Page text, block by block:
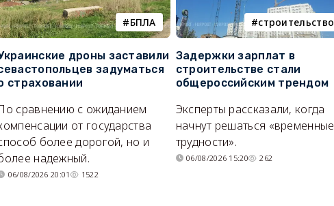
БПЛА
дроны заставили
задуматься
страховании
сравнению с ожиданием
от государства
более дорогой, но и
надежный.
06/08/2026 20:01 1522
строительство
Задержки зарплат в
строительстве стали
общероссийским трендом
Эксперты рассказали, когда
начнут решаться «временные
трудности».
06/08/2026 15:20 262